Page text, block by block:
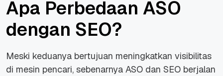
Apa Perbedaan ASO
dengan SEO?
Meski keduanya bertujuan meningkatkan visibilitas
di mesin pencari, sebenarnya ASO dan SEO berjalan